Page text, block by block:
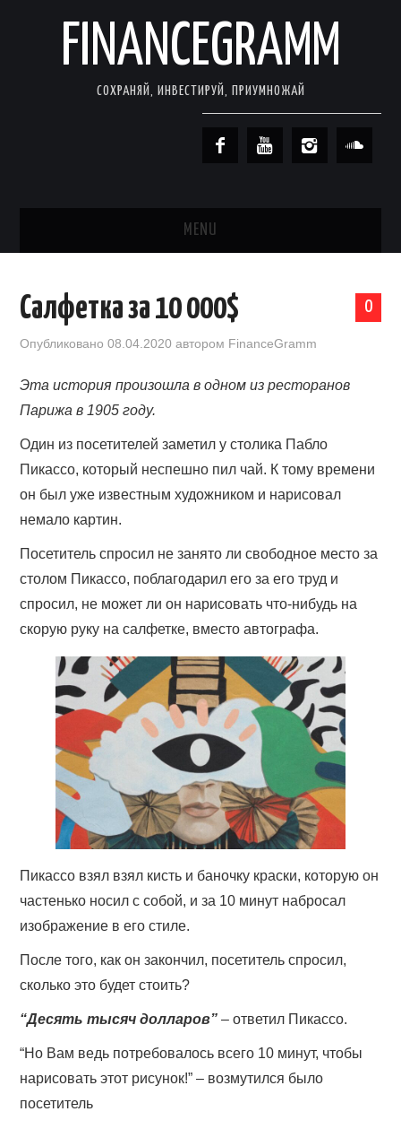
FINANCEGRAMM
СОХРАНЯЙ, ИНВЕСТИРУЙ, ПРИУМНОЖАЙ
MENU
ИНВЕСТИЦИИ ДЛЯ НАЧИНАЮЩИХ
ФИЛЬМЫ ПРО ФИНАНСЫ
О БЛОГЕ
0
Салфетка за 10 000$
Опубликовано08.04.2020 автором FinanceGramm
Эта история произошла в одном из ресторанов
Парижа в 1905 году.
Один из посетителей заметил у столика Пабло
Пикассо, который неспешно пил чай. К тому времени
он был уже известным художником и нарисовал
немало картин.
Посетитель спросил не занято ли свободное место за
столом Пикассо, поблагодарил его за его труд и
спросил, не может ли он нарисовать что-нибудь на
скорую руку на салфетке, вместо автографа.
Пикассо взял взял кисть и баночку краски, которую он
частенько носил с собой, и за 10 минут набросал
изображение в его стиле.
После того, как он закончил, посетитель спросил,
сколько это будет стоить?
“Десять тысяч долларов”– ответил Пикассо.
“Но Вам ведь потребовалось всего 10 минут, чтобы
нарисовать этот рисунок!” – возмутился было
посетитель